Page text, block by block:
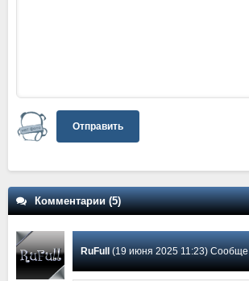
Отправить
Комментарии (5)
RuFull(19 июня 2025 11:23) Сообщение #5